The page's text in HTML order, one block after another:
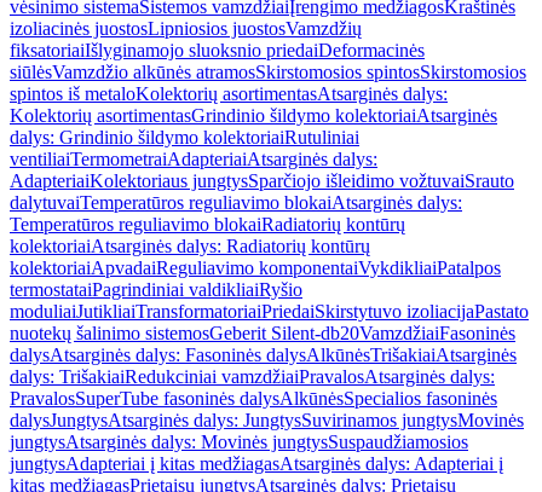
vėsinimo sistemaSistemos vamzdžiaiĮrengimo medžiagosKraštinės
izoliacinės juostosLipniosios juostosVamzdžių
fiksatoriaiIšlyginamojo sluoksnio priedaiDeformacinės
siūlėsVamzdžio alkūnės atramosSkirstomosios spintosSkirstomosios
spintos iš metaloKolektorių asortimentasAtsarginės dalys:
Kolektorių asortimentasGrindinio šildymo kolektoriaiAtsarginės
dalys: Grindinio šildymo kolektoriaiRutuliniai
ventiliaiTermometraiAdapteriaiAtsarginės dalys:
AdapteriaiKolektoriaus jungtysSparčiojo išleidimo vožtuvaiSrauto
dalytuvaiTemperatūros reguliavimo blokaiAtsarginės dalys:
Temperatūros reguliavimo blokaiRadiatorių kontūrų
kolektoriaiAtsarginės dalys: Radiatorių kontūrų
kolektoriaiApvadaiReguliavimo komponentaiVykdikliaiPatalpos
termostataiPagrindiniai valdikliaiRyšio
moduliaiJutikliaiTransformatoriaiPriedaiSkirstytuvo izoliacijaPastato
nuotekų šalinimo sistemosGeberit Silent-db20VamzdžiaiFasoninės
dalysAtsarginės dalys: Fasoninės dalysAlkūnėsTrišakiaiAtsarginės
dalys: TrišakiaiRedukciniai vamzdžiaiPravalosAtsarginės dalys:
PravalosSuperTube fasoninės dalysAlkūnėsSpecialios fasoninės
dalysJungtysAtsarginės dalys: JungtysSuvirinamos jungtysMovinės
jungtysAtsarginės dalys: Movinės jungtysSuspaudžiamosios
jungtysAdapteriai į kitas medžiagasAtsarginės dalys: Adapteriai į
kitas medžiagasPrietaisų jungtysAtsarginės dalys: Prietaisų